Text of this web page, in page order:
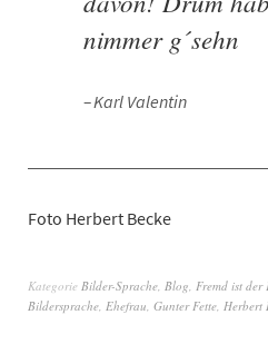
nimmer g´sehn
Karl Valentin
Foto Herbert Becke
Kategorie Bilder-Sprache, Blog, Fremd ist der
Bildersprache, Ehefrau, Gunter Fette, Herbert